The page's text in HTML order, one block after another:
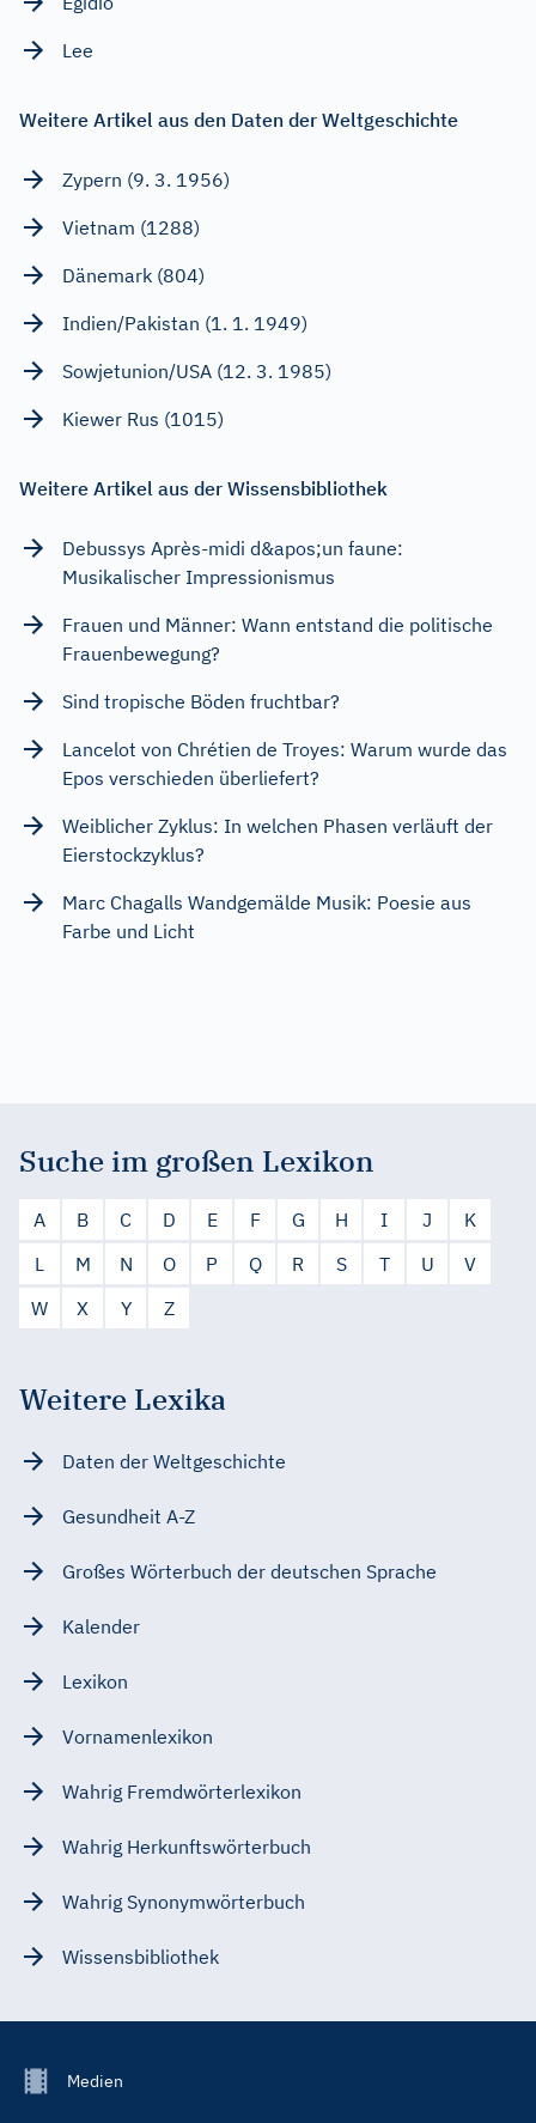
Lee
Weitere Artikel aus den Daten der Weltgeschichte
Zypern (9. 3. 1956)
Vietnam (1288)
Dänemark (804)
Indien/Pakistan (1. 1. 1949)
Sowjetunion/USA (12. 3. 1985)
Kiewer Rus (1015)
Weitere Artikel aus der Wissensbibliothek
Debussys Après-midi d&apos;un faune:
Musikalischer Impressionismus
Frauen und Männer: Wann entstand die politische
Frauenbewegung?
Sind tropische Böden fruchtbar?
Lancelot von Chrétien de Troyes: Warum wurde das
Epos verschieden überliefert?
Weiblicher Zyklus: In welchen Phasen verläuft der
Eierstockzyklus?
Marc Chagalls Wandgemälde Musik: Poesie aus
Farbe und Licht
Suche im großen Lexikon
A B C D E F G H I J
K
L
M N O P Q R S T U
V
W
X Y Z
Weitere Lexika
Daten der Weltgeschichte
Gesundheit A-Z
Großes Wörterbuch der deutschen Sprache
Kalender
Lexikon
Vornamenlexikon
Wahrig Fremdwörterlexikon
Wahrig Herkunftswörterbuch
Wahrig Synonymwörterbuch
Wissensbibliothek
FooterMedien